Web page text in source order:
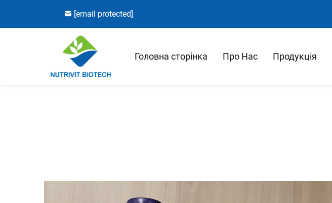
[email protected]
Головна сторінка Про Нас Продукція